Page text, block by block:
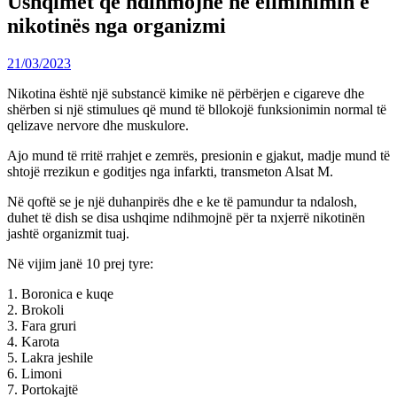
nikotinës nga organizmi
21/03/2023
Nikotina është një substancë kimike në përbërjen e cigareve dhe
shërben si një stimulues që mund të bllokojë funksionimin normal të
qelizave nervore dhe muskulore.
Ajo mund të rritë rrahjet e zemrës, presionin e gjakut, madje mund të
shtojë rrezikun e goditjes nga infarkti, transmeton Alsat M.
Në qoftë se je një duhanpirës dhe e ke të pamundur ta ndalosh,
duhet të dish se disa ushqime ndihmojnë për ta nxjerrë nikotinën
jashtë organizmit tuaj.
Në vijim janë 10 prej tyre:
1. Boronica e kuqe
2. Brokoli
3. Fara gruri
4. Karota
5. Lakra jeshile
6. Limoni
7. Portokajtë